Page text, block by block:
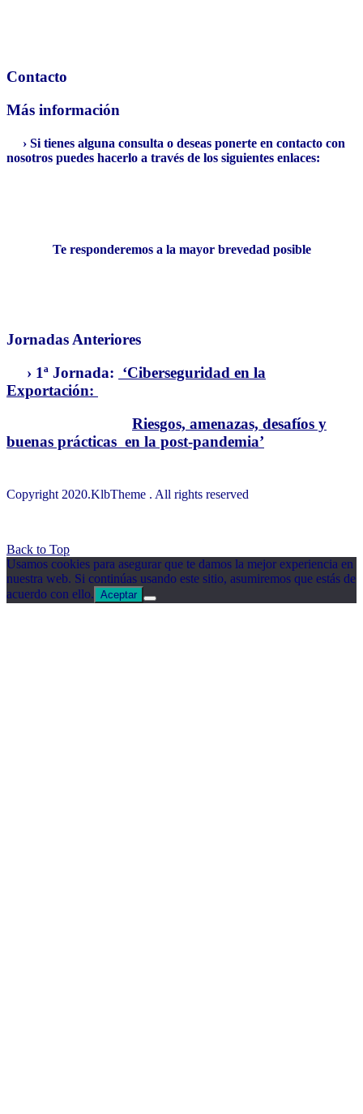
Contacto
Más información
› Si tienes alguna consulta o deseas ponerte en contacto con
nosotros puedes hacerlo a través de los siguientes enlaces:
Te responderemos a la mayor brevedad posible
Jornadas Anteriores
› 1ª Jornada: ‘Ciberseguridad en la
Exportación:
Riesgos, amenazas, desafíos y
buenas prácticas en la post-pandemia’
Copyright 2020.KlbTheme . All rights reserved
Back to Top
Usamos cookies para asegurar que te damos la mejor experiencia en
nuestra web. Si continúas usando este sitio, asumiremos que estás de
acuerdo con ello. Aceptar